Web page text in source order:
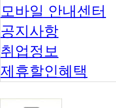
모바일 안내센터
공지사항
취업정보
제휴할인혜택